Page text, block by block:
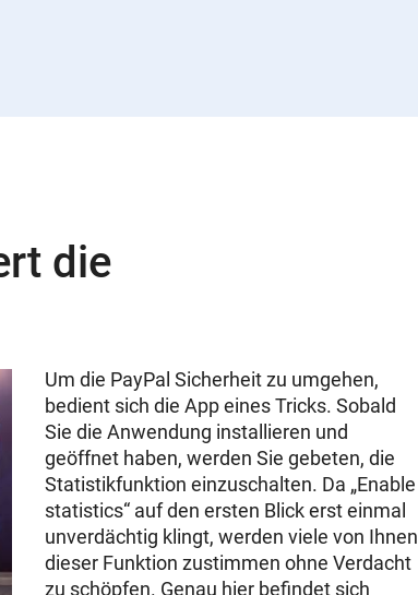
die
Um die PayPal Sicherheit zu umgehen,
bedient sich die App eines Tricks. Sobald
Sie die Anwendung installieren und
geöffnet haben, werden Sie gebeten, die
Statistikfunktion einzuschalten. Da „Enable
statistics“ auf den ersten Blick erst einmal
unverdächtig klingt, werden viele von Ihnen
dieser Funktion zustimmen ohne Verdacht
zu schöpfen. Genau hier befindet sich